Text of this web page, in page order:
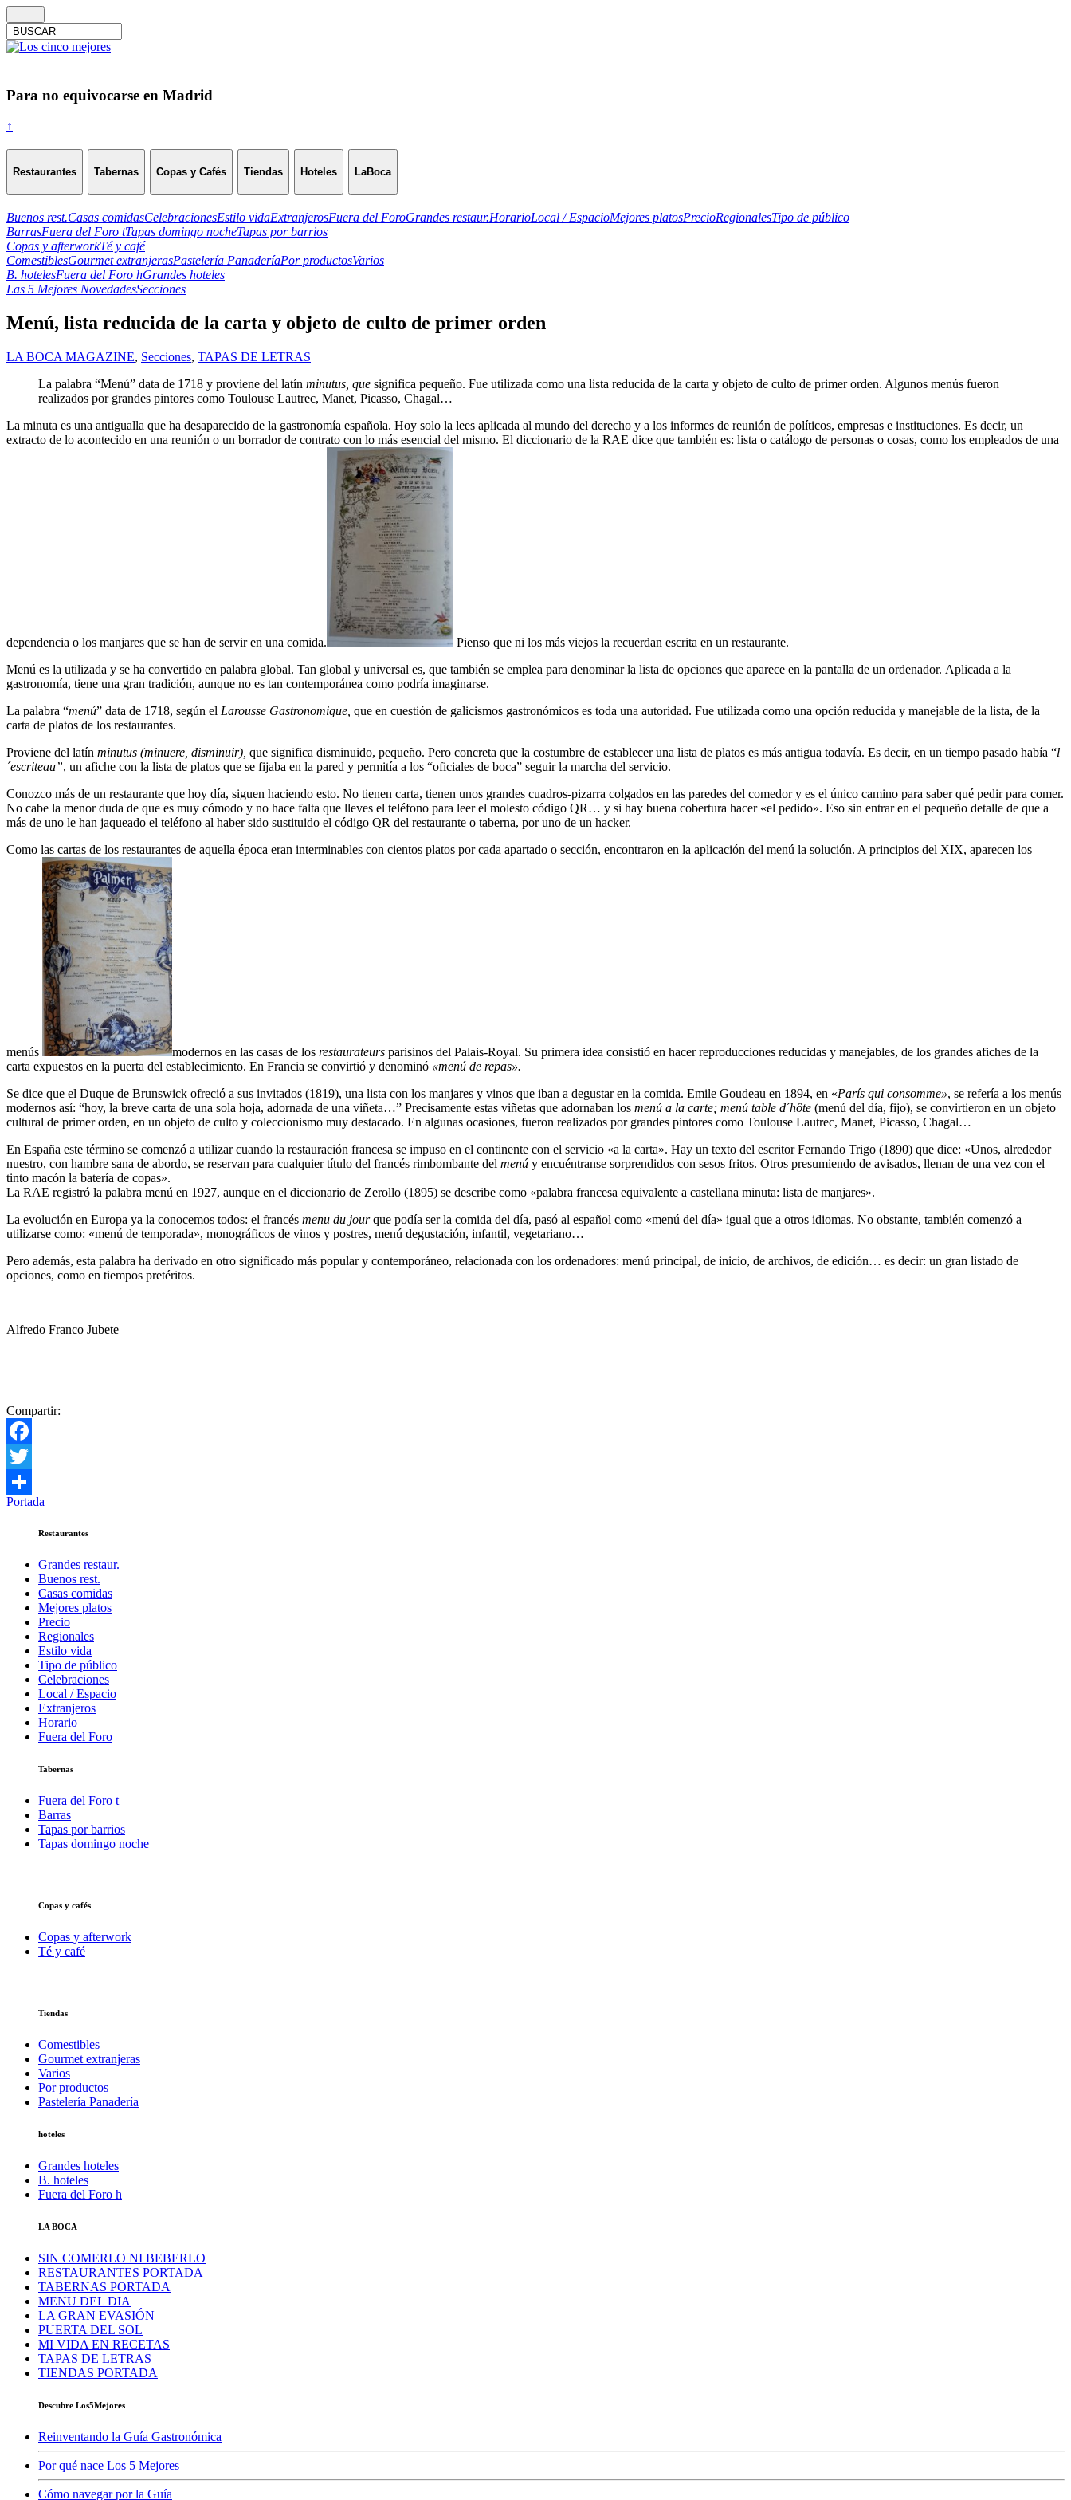
Para no equivocarse en Madrid
↑
Restaurantes Tabernas Copas y Cafés Tiendas Hoteles LaBoca
Buenos rest.Casas comidasCelebracionesEstilo vidaExtranjerosFuera del ForoGrandes restaur.HorarioLocal / EspacioMejores platosPrecioRegionalesTipo de público
BarrasFuera del Foro tTapas domingo nocheTapas por barrios
Copas y afterworkTé y café
ComestiblesGourmet extranjerasPastelería PanaderíaPor productosVarios
B. hotelesFuera del Foro hGrandes hoteles
Las 5 Mejores NovedadesSecciones
Menú, lista reducida de la carta y objeto de culto de primer orden
LA BOCA MAGAZINE, Secciones, TAPAS DE LETRAS
La palabra “Menú” data de 1718 y proviene del latín minutus, que significa pequeño. Fue utilizada como una lista reducida de la carta y objeto de culto de primer orden. Algunos menús fueron
realizados por grandes pintores como Toulouse Lautrec, Manet, Picasso, Chagal…
La minuta es una antigualla que ha desaparecido de la gastronomía española. Hoy solo la lees aplicada al mundo del derecho y a los informes de reunión de políticos, empresas e instituciones. Es decir, un
extracto de lo acontecido en una reunión o un borrador de contrato con lo más esencial del mismo. El diccionario de la RAE dice que también es: lista o catálogo de personas o cosas, como los empleados de una
dependencia o los manjares que se han de servir en una comida.
Pienso que ni los más viejos la recuerdan escrita en un restaurante.
Menú es la utilizada y se ha convertido en palabra global. Tan global y universal es, que también se emplea para denominar la lista de opciones que aparece en la pantalla de un ordenador. Aplicada a la
gastronomía, tiene una gran tradición, aunque no es tan contemporánea como podría imaginarse.
La palabra “menú” data de 1718, según el Larousse Gastronomique, que en cuestión de galicismos gastronómicos es toda una autoridad. Fue utilizada como una opción reducida y manejable de la lista, de la
carta de platos de los restaurantes.
Proviene del latín minutus (minuere, disminuir), que significa disminuido, pequeño. Pero concreta que la costumbre de establecer una lista de platos es más antigua todavía. Es decir, en un tiempo pasado había “l
´escriteau”, un afiche con la lista de platos que se fijaba en la pared y permitía a los “oficiales de boca” seguir la marcha del servicio.
Conozco más de un restaurante que hoy día, siguen haciendo esto. No tienen carta, tienen unos grandes cuadros-pizarra colgados en las paredes del comedor y es el único camino para saber qué pedir para comer.
No cabe la menor duda de que es muy cómodo y no hace falta que lleves el teléfono para leer el molesto código QR… y si hay buena cobertura hacer «el pedido». Eso sin entrar en el pequeño detalle de que a
más de uno le han jaqueado el teléfono al haber sido sustituido el código QR del restaurante o taberna, por uno de un hacker.
Como las cartas de los restaurantes de aquella época eran interminables con cientos platos por cada apartado o sección, encontraron en la aplicación del menú la solución. A principios del XIX, aparecen los
menús modernos en las casas de los restaurateurs parisinos del Palais-Royal. Su primera idea consistió en hacer reproducciones reducidas y manejables, de los grandes afiches de la
carta expuestos en la puerta del establecimiento. En Francia se convirtió y denominó «menú de repas».
Se dice que el Duque de Brunswick ofreció a sus invitados (1819), una lista con los manjares y vinos que iban a degustar en la comida. Emile Goudeau en 1894, en «París qui consomme», se refería a los menús
modernos así: “hoy, la breve carta de una sola hoja, adornada de una viñeta…” Precisamente estas viñetas que adornaban los menú a la carte; menú table d´hôte (menú del día, fijo), se convirtieron en un objeto
cultural de primer orden, en un objeto de culto y coleccionismo muy destacado. En algunas ocasiones, fueron realizados por grandes pintores como Toulouse Lautrec, Manet, Picasso, Chagal…
En España este término se comenzó a utilizar cuando la restauración francesa se impuso en el continente con el servicio «a la carta». Hay un texto del escritor Fernando Trigo (1890) que dice: «Unos, alrededor
nuestro, con hambre sana de abordo, se reservan para cualquier título del francés rimbombante del menú y encuéntranse sorprendidos con sesos fritos. Otros presumiendo de avisados, llenan de una vez con el
tinto macón la batería de copas».
La RAE registró la palabra menú en 1927, aunque en el diccionario de Zerollo (1895) se describe como «palabra francesa equivalente a castellana minuta: lista de manjares».
La evolución en Europa ya la conocemos todos: el francés menu du jourque podía ser la comida del día, pasó al español como «menú del día» igual que a otros idiomas. No obstante, también comenzó a
utilizarse como: «menú de temporada», monográficos de vinos y postres, menú degustación, infantil, vegetariano…
Pero además, esta palabra ha derivado en otro significado más popular y contemporáneo, relacionada con los ordenadores: menú principal, de inicio, de archivos, de edición… es decir: un gran listado de
opciones, como en tiempos pretéritos.
Alfredo Franco Jubete
Compartir:
Facebook
Twitter
Compartir
Portada
Restaurantes
Grandes restaur.
Buenos rest.
Casas comidas
Mejores platos
Precio
Regionales
Estilo vida
Tipo de público
Celebraciones
Local / Espacio
Extranjeros
Horario
Fuera del Foro
Tabernas
Fuera del Foro t
Barras
Tapas por barrios
Tapas domingo noche
Copas y cafés
Copas y afterwork
Té y café
Tiendas
Comestibles
Gourmet extranjeras
Varios
Por productos
Pastelería Panadería
hoteles
Grandes hoteles
B. hoteles
Fuera del Foro h
LA BOCA
SIN COMERLO NI BEBERLO
RESTAURANTES PORTADA
TABERNAS PORTADA
MENU DEL DIA
LA GRAN EVASIÓN
PUERTA DEL SOL
MI VIDA EN RECETAS
TAPAS DE LETRAS
TIENDAS PORTADA
Descubre Los5Mejores
Reinventando la Guía Gastronómica
Por qué nace Los 5 Mejores
Cómo navegar por la Guía